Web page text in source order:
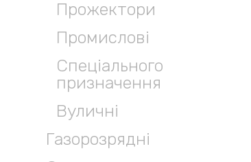
Прожектори
Промислові
Спеціального
призначення
Вуличні
Газорозрядні